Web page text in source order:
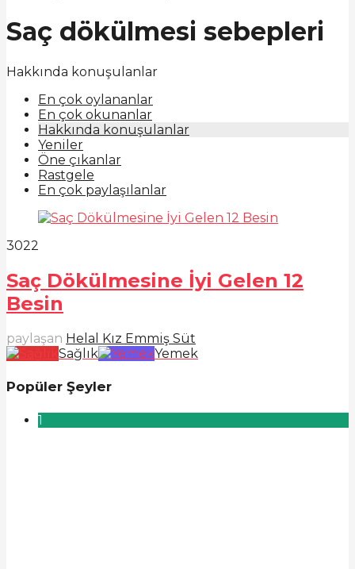
Saç dökülmesi sebepleri
Hakkında konuşulanlar
En çok oylananlar
En çok okunanlar
Hakkında konuşulanlar
Yeniler
Öne çıkanlar
Rastgele
En çok paylaşılanlar
3022
Saç Dökülmesine İyi Gelen 12
Besin
paylaşan Helal Kız Emmiş Süt
Sağlık
Yemek
Popüler Şeyler
1